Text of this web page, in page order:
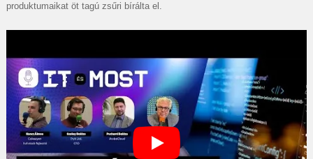
produktumaikat öt tagú zsűri bírálta el.